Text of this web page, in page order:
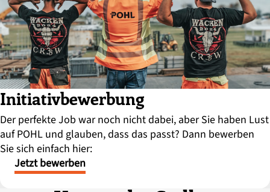
Initiativbewerbung
Der perfekte Job war noch nicht dabei, aber Sie haben Lust
auf POHL und glauben, dass das passt? Dann bewerben
Sie sich einfach hier:
Jetzt bewerben